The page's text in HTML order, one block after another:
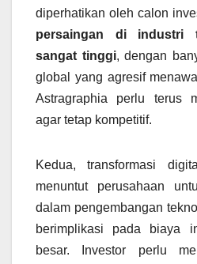
diperhatikan oleh calon
persaingan di industri
sangat tinggi, dengan
global yang agresif
Astragraphia perlu terus
agar tetap kompetitif.
Kedua, transformasi
menuntut perusahaan
dalam pengembangan
berimplikasi pada biaya
besar. Investor perlu